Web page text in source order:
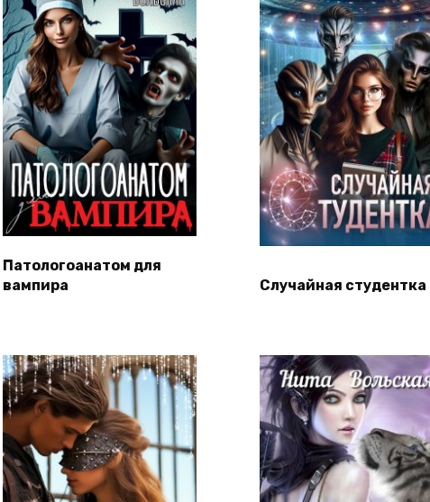
Патологоанатом для
вампира
Случайная студентка